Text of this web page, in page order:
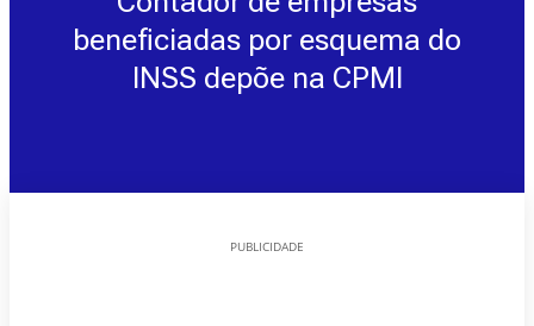
beneficiadas por esquema do
INSS depõe na CPMI
PUBLICIDADE